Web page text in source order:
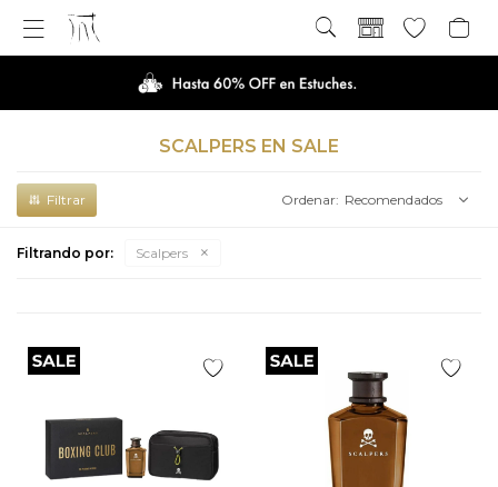

SCALPERS EN SALE
Recomendados
Filtrando por: Scalpers